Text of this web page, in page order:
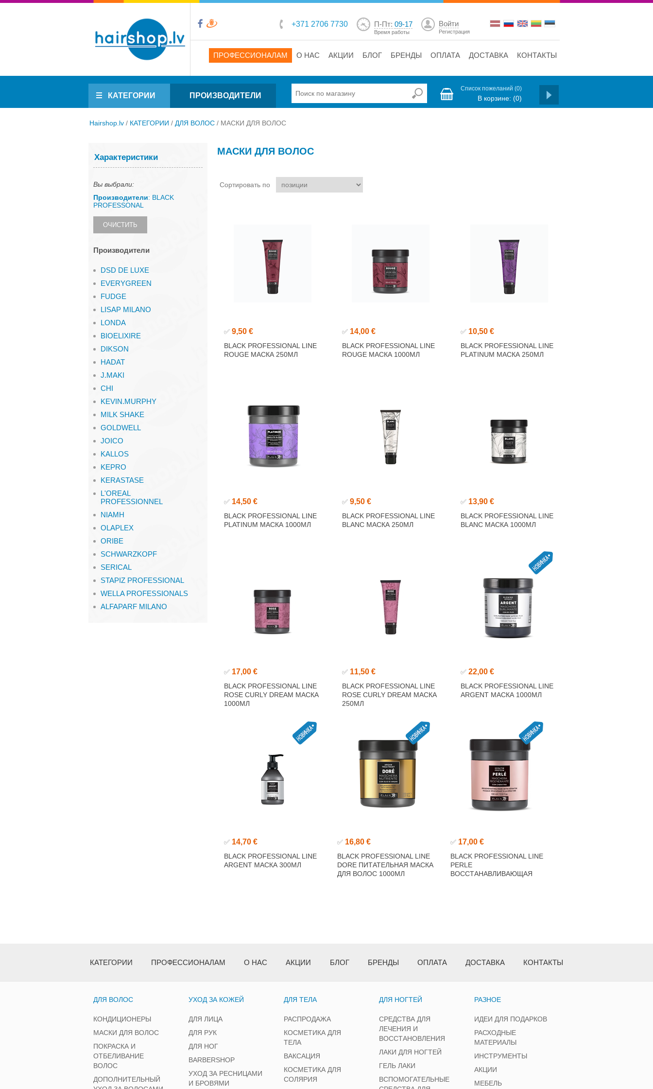
+371 2706 7730 П-Пт: 09-17
Время работы
Войти
Регистрация
ПРОФЕССИОНАЛАМ О НАС АКЦИИ БЛОГ БРЕНДЫ ОПЛАТА ДОСТАВКА КОНТАКТЫ
КАТЕГОРИИ ПРОИЗВОДИТЕЛИ
Список пожеланий (0)
В корзине: (0)
Hairshop.lv / КАТЕГОРИИ / ДЛЯ ВОЛОС / МАСКИ ДЛЯ ВОЛОС
Характеристики
Вы выбрали:
Производители: BLACK
PROFESSONAL
ОЧИСТИТЬ
Производители
DSD DE LUXE
EVERYGREEN
FUDGE
LISAP MILANO
LONDA
BIOELIXIRE
DIKSON
HADAT
J.MAKI
CHI
KEVIN.MURPHY
MILK SHAKE
GOLDWELL
JOICO
KALLOS
KEPRO
KERASTASE
L'OREAL
PROFESSIONNEL
NIAMH
OLAPLEX
ORIBE
SCHWARZKOPF
SERICAL
STAPIZ PROFESSIONAL
WELLA PROFESSIONALS
ALFAPARF MILANO
МАСКИ ДЛЯ ВОЛОС
Сортировать по
✅ 9,50 €
BLACK PROFESSIONAL LINE
ROUGE МАСКА 250МЛ
✅ 14,00 €
BLACK PROFESSIONAL LINE
ROUGE МАСКА 1000МЛ
✅ 10,50 €
BLACK PROFESSIONAL LINE
PLATINUM МАСКА 250МЛ
✅ 14,50 €
BLACK PROFESSIONAL LINE
PLATINUM МАСКА 1000МЛ
✅ 9,50 €
BLACK PROFESSIONAL LINE
BLANC МАСКА 250МЛ
✅ 13,90 €
BLACK PROFESSIONAL LINE
BLANC МАСКА 1000МЛ
✅ 17,00 €
BLACK PROFESSIONAL LINE
ROSE CURLY DREAM МАСКА
1000МЛ
✅ 11,50 €
BLACK PROFESSIONAL LINE
ROSE CURLY DREAM МАСКА
250МЛ
✅ 22,00 €
BLACK PROFESSIONAL LINE
ARGENT МАСКА 1000МЛ
✅ 14,70 €
BLACK PROFESSIONAL LINE
ARGENT МАСКА 300МЛ
✅ 16,80 €
BLACK PROFESSIONAL LINE
DORE ПИТАТЕЛЬНАЯ МАСКА
ДЛЯ ВОЛОС 1000МЛ
✅ 17,00 €
BLACK PROFESSIONAL LINE
PERLE
ВОССТАНАВЛИВАЮЩАЯ
КАТЕГОРИИ ПРОФЕССИОНАЛАМ О НАС АКЦИИ БЛОГ БРЕНДЫ ОПЛАТА ДОСТАВКА КОНТАКТЫ
ДЛЯ ВОЛОС
КОНДИЦИОНЕРЫ
МАСКИ ДЛЯ ВОЛОС
ПОКРАСКА И
ОТБЕЛИВАНИЕ
ВОЛОС
ДОПОЛНИТЕЛЬНЫЙ
УХОД ЗА КОЖЕЙ
ДЛЯ ЛИЦА
ДЛЯ РУК
ДЛЯ НОГ
BARBERSHOP
УХОД ЗА РЕСНИЦАМИ
И БРОВЯМИ
ДЛЯ ТЕЛА
РАСПРОДАЖА
КОСМЕТИКА ДЛЯ
ТЕЛА
ВАКСАЦИЯ
КОСМЕТИКА ДЛЯ
СОЛЯРИЯ
ДЛЯ НОГТЕЙ
СРЕДСТВА ДЛЯ
ЛЕЧЕНИЯ И
ВОССТАНОВЛЕНИЯ
ЛАКИ ДЛЯ НОГТЕЙ
ГЕЛЬ ЛАКИ
ВСПОМОГАТЕЛЬНЫЕ
РАЗНОЕ
ИДЕИ ДЛЯ ПОДАРКОВ
РАСХОДНЫЕ
МАТЕРИАЛЫ
ИНСТРУМЕНТЫ
АКЦИИ
МЕБЕЛЬ